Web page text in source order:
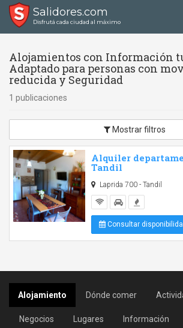
Salidores.com
Disfrutá cada ciudad al máximo
Alojamientos con Información
Adaptado para personas con
reducida y Seguridad
1 publicaciones
Mostrar filtros
Alquiler
Tandil
Laprida 700 - Tandil
Consultar
Alojamiento Dónde comer
Negocios Lugares Información